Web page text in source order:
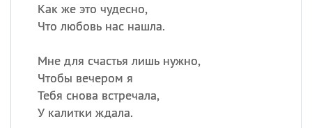
Как же это чудесно,
Что любовь нас нашла.
Мне для счастья лишь нужно,
Чтобы вечером я
Тебя снова встречала,
У калитки ждала.